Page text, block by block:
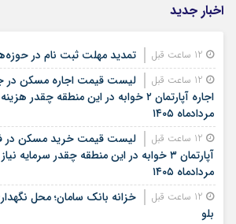
اخبار جدید
تمدید مهلت ثبت نام در
لیست قیمت اجاره مسکن در
اجاره آپارتمان ۲ خوابه در این منطقه
مردادماه ۱۴۰۵
لیست قیمت خرید مسکن در
آپارتمان ۳ خوابه در این منطقه چقدر سرمایه
مردادماه ۱۴۰۵
خزانه بانک سامان؛ محل
بلو